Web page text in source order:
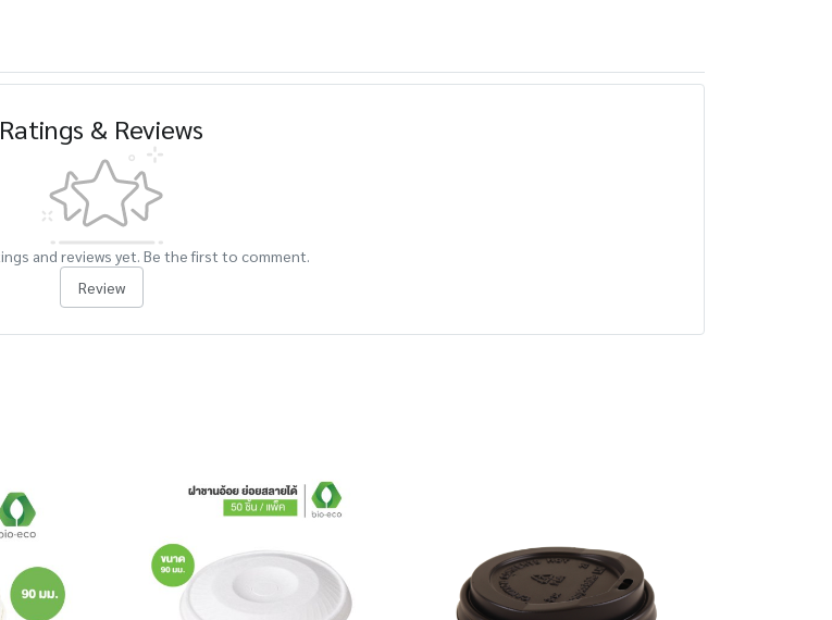
Ratings & Reviews
and reviews yet. Be the first to comment.
Review